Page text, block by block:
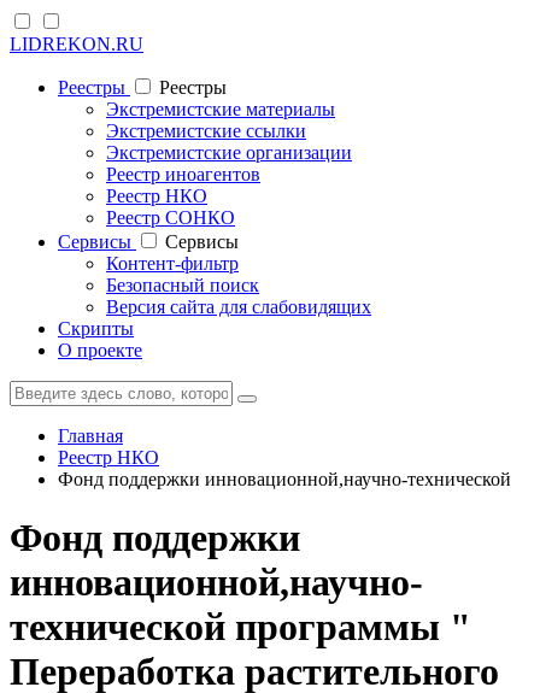
LIDREKON.RU
Реестры
Реестры
Экстремистские материалы
Экстремистские ссылки
Экстремистские организации
Реестр иноагентов
Реестр НКО
Реестр СОНКО
Cервисы
Cервисы
Контент-фильтр
Безопасный поиск
Версия сайта для слабовидящих
Скрипты
О проекте
Главная
Реестр НКО
Фонд поддержки инновационной,научно-технической
Фонд поддержки
инновационной,научно-
технической программы "
Переработка растительного